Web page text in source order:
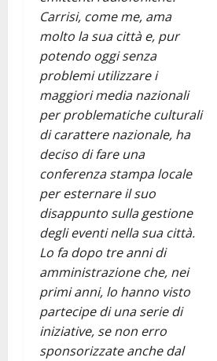
Carrisi, come me, ama
molto la sua città e, pur
potendo oggi senza
problemi utilizzare i
maggiori media nazionali
per problematiche culturali
di carattere nazionale, ha
deciso di fare una
conferenza stampa locale
per esternare il suo
disappunto sulla gestione
degli eventi nella sua città.
Lo fa dopo tre anni di
amministrazione che, nei
primi anni, lo hanno visto
partecipe di una serie di
iniziative, se non erro
sponsorizzate anche dal